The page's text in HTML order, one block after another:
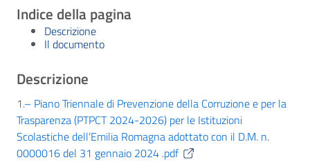
Indice della pagina
Descrizione
Il documento
Descrizione
1.– Piano Triennale di Prevenzione della Corruzione e per la
Trasparenza (PTPCT 2024-2026) per le Istituzioni
Scolastiche dell’Emilia Romagna adottato con il D.M. n.
0000016 del 31 gennaio 2024 .pdf